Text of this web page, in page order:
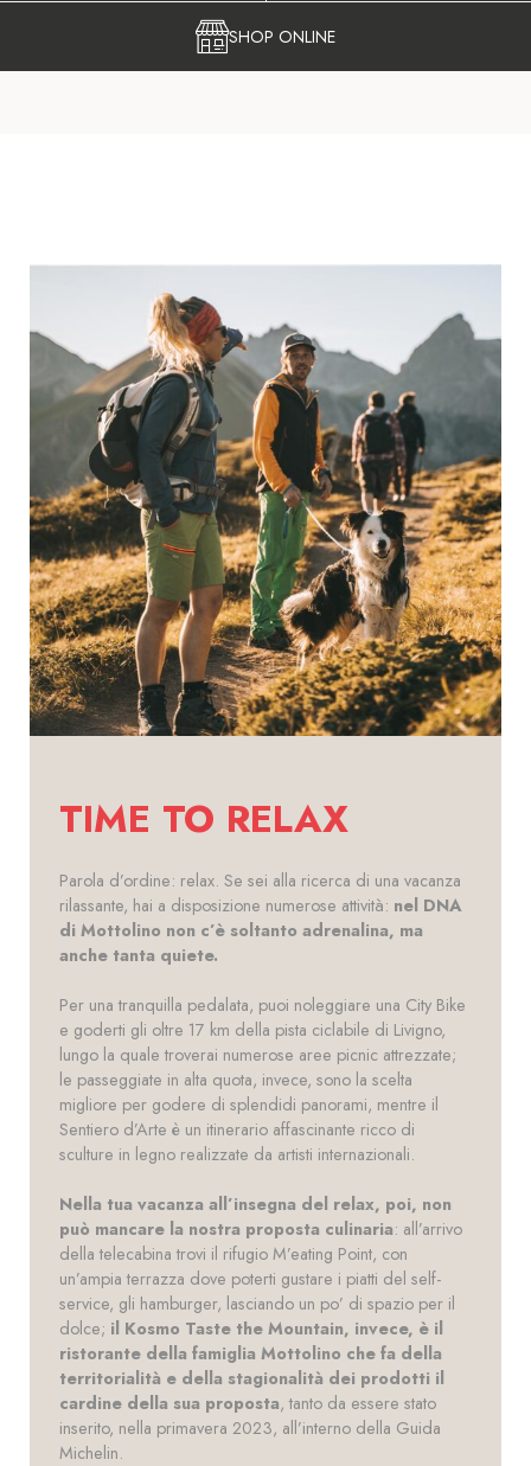
SHOP ONLINE
TIME TO RELAX
Parola d’ordine: relax. Se sei alla ricerca di una vacanza
rilassante, hai a disposizione numerose attività: nel DNA
di Mottolino non c’è soltanto adrenalina, ma
anche tanta quiete.
Per una tranquilla pedalata, puoi noleggiare una City Bike
e goderti gli oltre 17 km della pista ciclabile di Livigno,
lungo la quale troverai numerose aree picnic attrezzate;
le passeggiate in alta quota, invece, sono la scelta
migliore per godere di splendidi panorami, mentre il
Sentiero d’Arte è un itinerario affascinante ricco di
sculture in legno realizzate da artisti internazionali.
Nella tua vacanza all’insegna del relax, poi, non
può mancare la nostra proposta culinaria: all’arrivo
della telecabina trovi il rifugio M’eating Point, con
un’ampia terrazza dove poterti gustare i piatti del self-
service, gli hamburger, lasciando un po’ di spazio per il
dolce; il Kosmo Taste the Mountain, invece, è il
ristorante della famiglia Mottolino che fa della
territorialità e della stagionalità dei prodotti il
cardine della sua proposta, tanto da essere stato
inserito, nella primavera 2023, all’interno della Guida
Michelin.